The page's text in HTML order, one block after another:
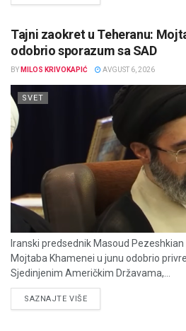
Tajni zaokret u Teheranu:
odobrio sporazum sa SAD
BY MILOS KRIVOKAPIĆ AVGUST 6, 2026
SVET
Iranski predsednik Masoud
Mojtaba Khamenei u junu odobrio
Sjedinjenim Američkim Državama,...
SAZNAJTE VIŠEDETAILS